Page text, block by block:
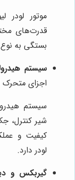
موتور لودر
قدرت‌های
بستگی به نوع
سیستم
اجزای متحرک
سیستم
شیر کنترل،
کیفیت و
لودر دارد.
گیربکس و